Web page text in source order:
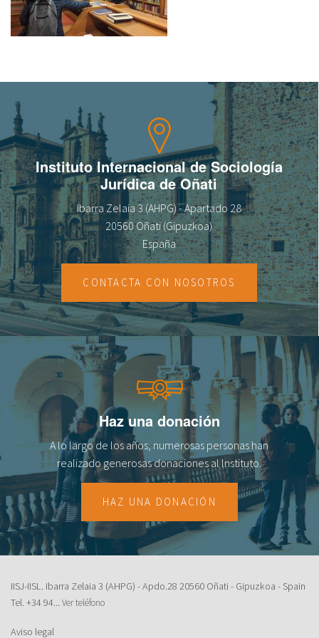
Sobre el IISJ
Oñati
Calendario
Galería de fotos
es
eu
en
fr
Instituto Internacional de Sociología
Jurídica de Oñati
Ibarra Zelaia 3 (AHPG) - Apartado 28
20560 Oñati (Gipuzkoa)
España
CONTACTA CON NOSOTROS
Haz una donación
A lo largo de los años, numerosas personas han
realizado generosas donaciones al lnstituto.
HAZ UNA DONACIÓN
IISJ-IISL. Ibarra Zelaia 3 (AHPG) - Apdo.28 20560 Oñati - Gipuzkoa - Spain
Tel. +34 94... Ver teléfono
Aviso legal